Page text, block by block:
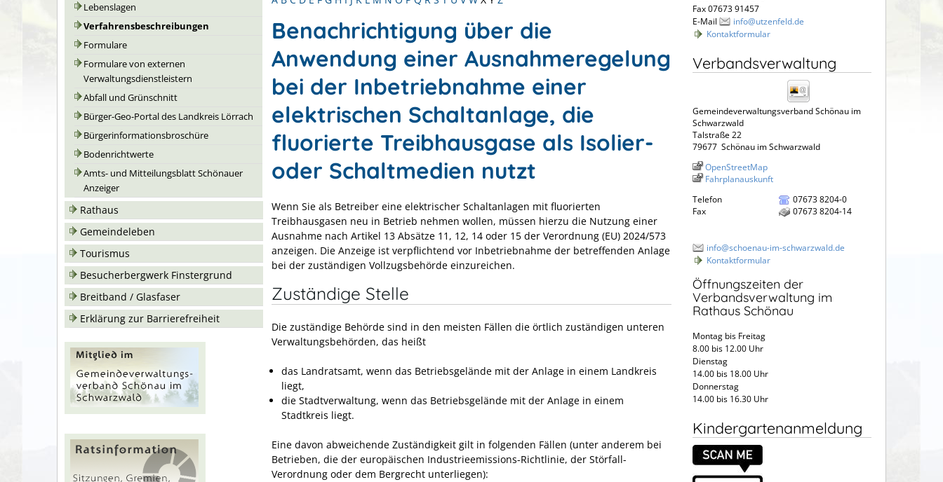
Lebenslagen
Verfahrensbeschreibungen
Formulare
Formulare von externen
Verwaltungsdienstleistern
Abfall und Grünschnitt
Bürger-Geo-Portal des Landkreis Lörrach
Bürgerinformationsbroschüre
Bodenrichtwerte
Amts- und Mitteilungsblatt Schönauer
Anzeiger
Rathaus
Gemeindeleben
Tourismus
Besucherbergwerk Finstergrund
Breitband / Glasfaser
Erklärung zur Barrierefreiheit
Benachrichtigung über die
Anwendung einer Ausnahmeregelung
bei der Inbetriebnahme einer
elektrischen Schaltanlage, die
fluorierte Treibhausgase als Isolier-
oder Schaltmedien nutzt
Wenn Sie als Betreiber eine elektrischer Schaltanlagen mit fluorierten
Treibhausgasen neu in Betrieb nehmen wollen, müssen hierzu die Nutzung einer
Ausnahme nach Artikel 13 Absätze 11, 12, 14 oder 15 der Verordnung (EU) 2024/573
anzeigen. Die Anzeige ist verpflichtend vor Inbetriebnahme der betreffenden Anlage
bei der zuständigen Vollzugsbehörde einzureichen.
Zuständige Stelle
Die zuständige Behörde sind in den meisten Fällen die örtlich zuständigen unteren
Verwaltungsbehörden, das heißt
das Landratsamt, wenn das Betriebsgelände mit der Anlage in einem Landkreis
liegt,
die Stadtverwaltung, wenn das Betriebsgelände mit der Anlage in einem
Stadtkreis liegt.
Eine davon abweichende Zuständigkeit gilt in folgenden Fällen (unter anderem bei
Betrieben, die der europäischen Industrieemissions-Richtlinie, der Störfall-
Verordnung oder dem Bergrecht unterliegen):
Fax 07673 91457
E-Mail
info@utzenfeld.de
Kontaktformular
Verbandsverwaltung
Gemeindeverwaltungsverband Schönau im
Schwarzwald
Talstraße 22
79677 Schönau im Schwarzwald
OpenStreetMap
Fahrplanauskunft
Telefon
07673 8204-0
Fax
07673 8204-14
info@schoenau-im-schwarzwald.de
Kontaktformular
Öffnungszeiten der
Verbandsverwaltung im
Rathaus Schönau
Montag bis Freitag
8.00 bis 12.00 Uhr
Dienstag
14.00 bis 18.00 Uhr
Donnerstag
14.00 bis 16.30 Uhr
Kindergartenanmeldung